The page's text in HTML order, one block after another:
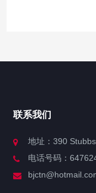
服务分类
联系我们
地址：390
电话号码：